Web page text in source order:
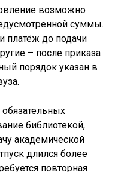
возможно
суммы.
платёж до подачи
– после приказа
порядок указан в
библиотекой,
академической
длился более
повторная